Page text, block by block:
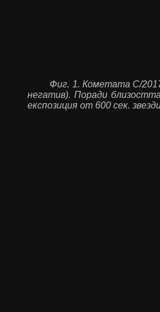
Фиг. 1. Кометата C/
негатив). Поради
експозиция от 600 сек.